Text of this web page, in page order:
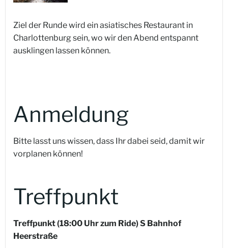
Ziel der Runde wird ein asiatisches Restaurant in
Charlottenburg sein, wo wir den Abend entspannt
ausklingen lassen können.
Anmeldung
Bitte lasst uns wissen, dass Ihr dabei seid, damit wir
vorplanen können!
Treffpunkt
Treffpunkt (18:00 Uhr zum Ride) S Bahnhof
Heerstraße